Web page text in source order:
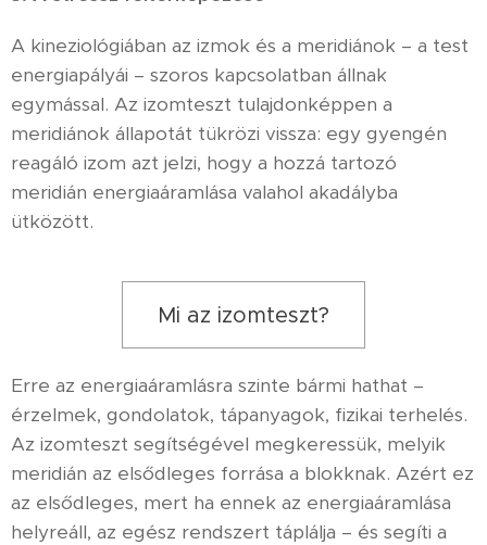
A kineziológiában az izmok és a meridiánok – a test
energiapályái – szoros kapcsolatban állnak
egymással. Az izomteszt tulajdonképpen a
meridiánok állapotát tükrözi vissza: egy gyengén
reagáló izom azt jelzi, hogy a hozzá tartozó
meridián energiaáramlása valahol akadályba
ütközött.
Mi az izomteszt?
Erre az energiaáramlásra szinte bármi hathat –
érzelmek, gondolatok, tápanyagok, fizikai terhelés.
Az izomteszt segítségével megkeressük, melyik
meridián az elsődleges forrása a blokknak. Azért ez
az elsődleges, mert ha ennek az energiaáramlása
helyreáll, az egész rendszert táplálja – és segíti a